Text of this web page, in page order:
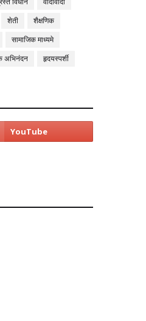
शेती
शैक्षणिक
सामाजिक माध्यमे
अभिनंदन हृदयस्पर्शी